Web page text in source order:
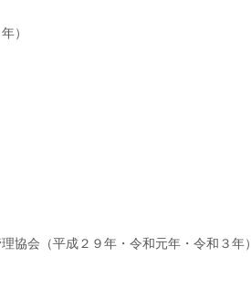
）
協会（平成２９年・令和元年・令和３年）